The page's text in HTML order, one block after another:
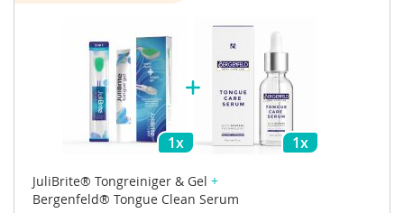
1x 1x
JuliBrite® Tongreiniger & Gel +
Bergenfeld® Tongue Clean Serum